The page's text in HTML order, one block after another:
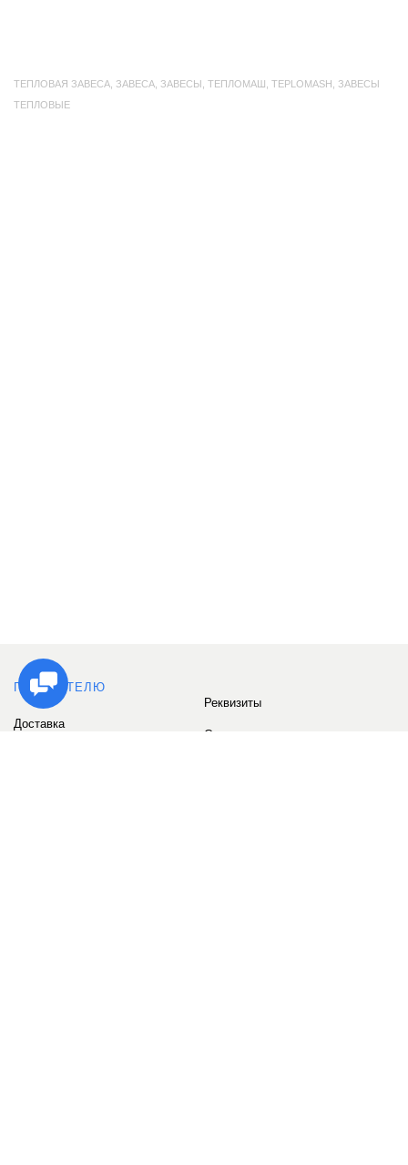
ТЕПЛОВАЯ ЗАВЕСА ЗАВЕСА ЗАВЕСЫ ТЕПЛОМАШ TEPLOMASH
ЗАВЕСЫ
ТЕПЛОВЫЕ
ПОКУПАТЕЛЮ
Доставка
Реквизиты
Сервис